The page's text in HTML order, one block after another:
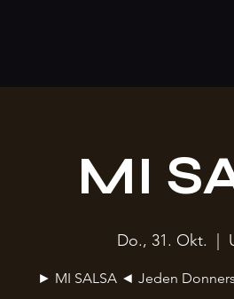
MI
Do., 31. Okt.
► MI SALSA ◄ Jeden